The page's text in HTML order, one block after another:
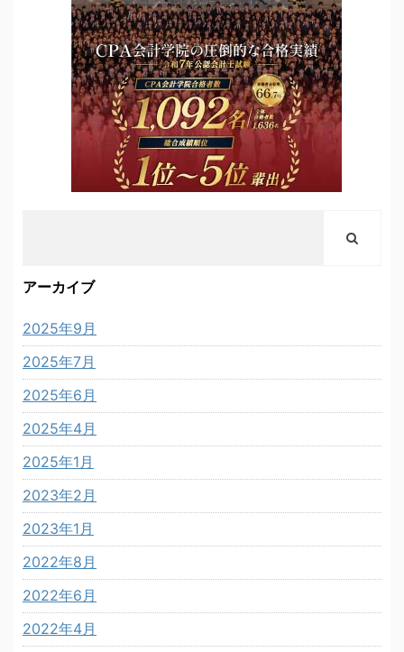
アーカイブ
2025年9月
2025年7月
2025年6月
2025年4月
2025年1月
2023年2月
2023年1月
2022年8月
2022年6月
2022年4月